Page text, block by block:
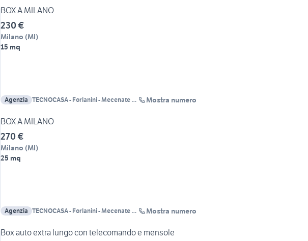
BOX A MILANO
230 €
Milano (MI)
15 mq
Agenzia TECNOCASA - Forlanini - Mecenate -
Mostra numero
BOX A MILANO
270 €
Milano (MI)
25 mq
Agenzia TECNOCASA - Forlanini - Mecenate -
Mostra numero
Box auto extra lungo con telecomando e mensole